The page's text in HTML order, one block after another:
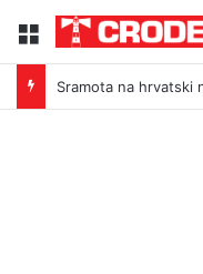
Menu